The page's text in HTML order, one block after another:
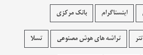
اینستاگرام بانک مرکزی
تتر تراشه های هوش مصنوعی تسلا